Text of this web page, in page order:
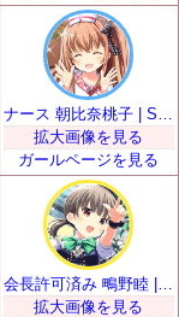
拡大画像を見る
ガールページを見る
会長許可済み 鴫野睦 | SSR
拡大画像を見る